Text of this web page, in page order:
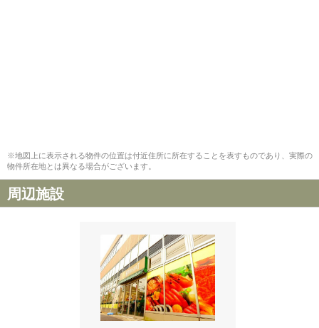
※地図上に表示される物件の位置は付近住所に所在することを表すものであり、実際の
物件所在地とは異なる場合がございます。
周辺施設